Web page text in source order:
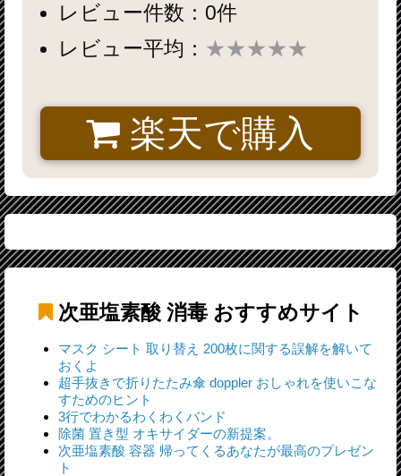
レビュー件数：0件
レビュー平均： ★★★★★
楽天で購入
次亜塩素酸 消毒おすすめサイト
マスク シート 取り替え 200枚に関する誤解を解いて
おくよ
超手抜きで折りたたみ傘 doppler おしゃれを使いこな
すためのヒント
3行でわかるわくわくバンド
除菌 置き型 オキサイダーの新提案。
次亜塩素酸 容器 帰ってくるあなたが最高のプレゼン
ト